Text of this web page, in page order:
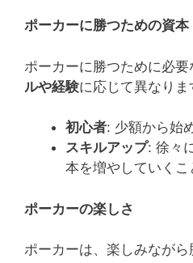
ポーカーに勝つための資本
ポーカーに勝つために必要
ルや経験に応じて異なりま
初心者: 少額から始
スキルアップ: 徐々
本を増やしていくこ
ポーカーの楽しさ
ポーカーは、楽しみなが